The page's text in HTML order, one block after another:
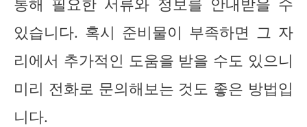
있습니다. 혹시 준비물이 부족하면 그 자
리에서 추가적인 도움을 받을 수도 있으니
미리 전화로 문의해보는 것도 좋은 방법입
니다.